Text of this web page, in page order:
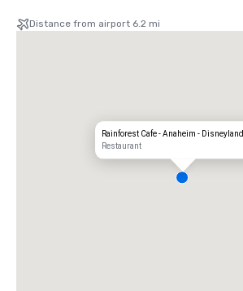
Distance from airport 6.2 mi
Rainforest Cafe - Anaheim - Disneyland
Restaurant